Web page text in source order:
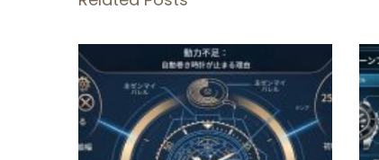
ト
リ
ー
ロ
レ